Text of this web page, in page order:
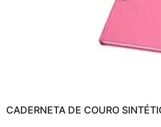
CADERNETA DE COURO